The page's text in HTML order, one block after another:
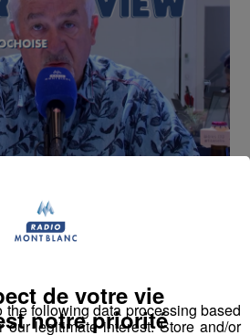
un coup de main à mon
une association et ça a été une
following data processing based
our legitimate interest: Store and/or
de votre vie
notre priorité